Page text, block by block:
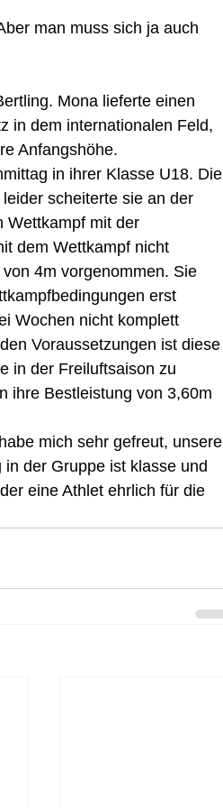
man muss sich ja auch
Mona lieferte einen
in dem internationalen Feld,
Anfangshöhe.
in ihrer Klasse U18. Die
scheiterte sie an der
Wettkampf mit der
dem Wettkampf nicht
4m vorgenommen. Sie
erst
Wochen nicht komplett
Voraussetzungen ist diese
in der Freiluftsaison zu
ihre Bestleistung von 3,60m
mich sehr gefreut, unsere
der Gruppe ist klasse und
eine Athlet ehrlich für die